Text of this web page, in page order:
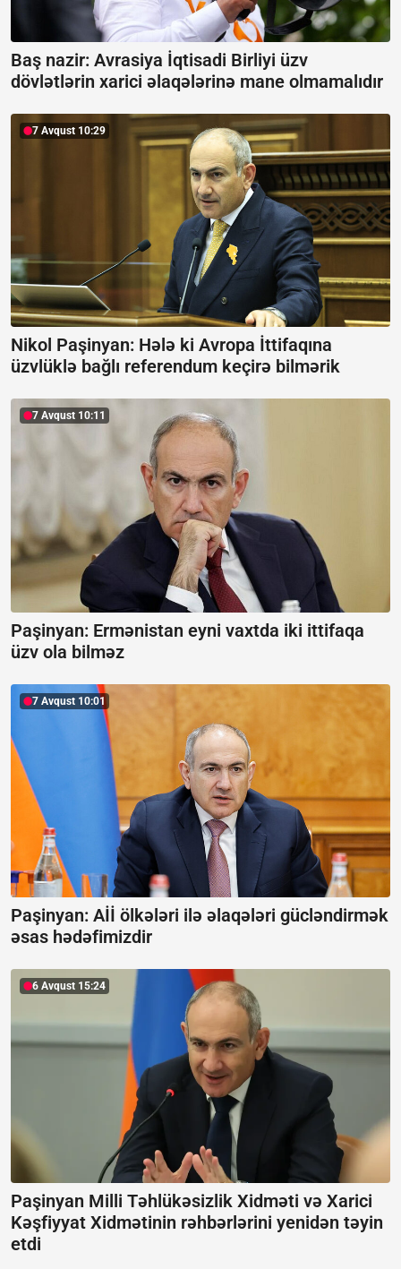
Baş nazir: Avrasiya İqtisadi Birliyi üzv
dövlətlərin xarici əlaqələrinə mane olmamalıdır
7 Avqust 10:29
Nikol Paşinyan: Hələ ki Avropa İttifaqına
üzvlüklə bağlı referendum keçirə bilmərik
7 Avqust 10:11
Paşinyan: Ermənistan eyni vaxtda iki ittifaqa
üzv ola bilməz
7 Avqust 10:01
Paşinyan: Aİİ ölkələri ilə əlaqələri gücləndirmək
əsas hədəfimizdir
6 Avqust 15:24
Paşinyan Milli Təhlükəsizlik Xidməti və Xarici
Kəşfiyyat Xidmətinin rəhbərlərini yenidən təyin
etdi